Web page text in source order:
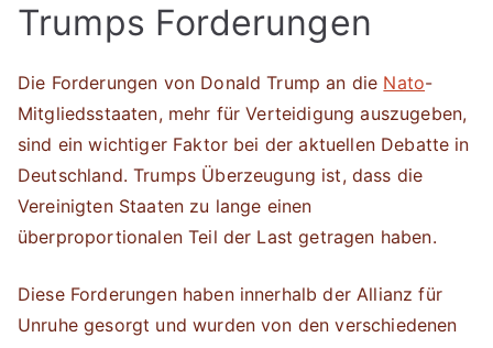
Trumps Forderungen
Die Forderungen von Donald Trump an die Nato-
Mitgliedsstaaten, mehr für Verteidigung auszugeben,
sind ein wichtiger Faktor bei der aktuellen Debatte in
Deutschland. Trumps Überzeugung ist, dass die
Vereinigten Staaten zu lange einen
überproportionalen Teil der Last getragen haben.
Diese Forderungen haben innerhalb der Allianz für
Unruhe gesorgt und wurden von den verschiedenen